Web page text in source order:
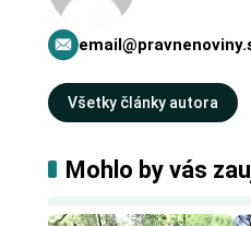
Všetky články autora
Mohlo by vás